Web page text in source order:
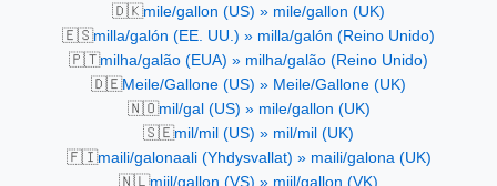
🇩🇰mile/gallon (US) » mile/gallon (UK)
🇪🇸milla/galón (EE. UU.) » milla/galón (Reino Unido)
🇵🇹milha/galão (EUA) » milha/galão (Reino Unido)
🇩🇪Meile/Gallone (US) » Meile/Gallone (UK)
🇳🇴mil/gal (US) » mile/gallon (UK)
🇸🇪mil/mil (US) » mil/mil (UK)
🇫🇮maili/galonaali (Yhdysvallat) » maili/galona (UK)
🇳🇱mijl/gallon (VS) » mijl/gallon (VK)